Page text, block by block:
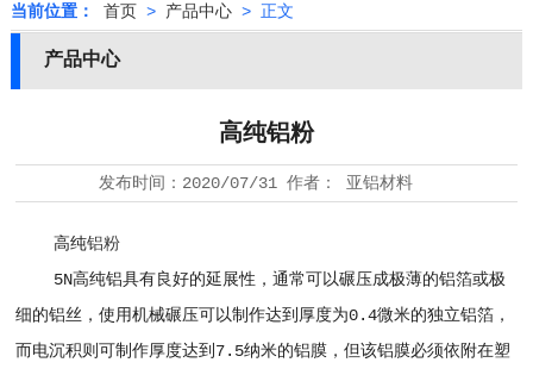
当前位置： 首页 > 产品中心> 正文
产品中心
高纯铝粉
发布时间： 2020/07/31 作者： 亚铝材料
高纯铝粉
5N高纯铝具有良好的延展性，通常可以碾压成极薄的铝箔或极
细的铝丝，使用机械碾压可以制作达到厚度为0.4微米的独立铝箔，
而电沉积则可制作厚度达到7.5纳米的铝膜，但该铝膜必须依附在塑